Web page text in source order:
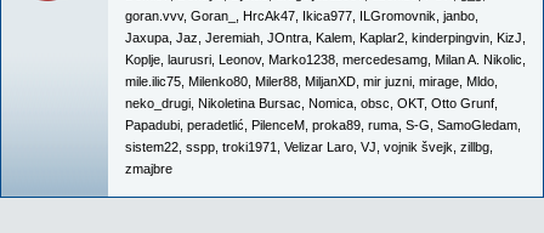
goran.vvv, Goran_ HrcAk47 Ikica977 ILGromovnik janbo
Jaxupa Jaz Jeremiah JOntra Kalem Kaplar2 kinderpingvin KizJ
Koplje laurusri Leonov, Marko1238 mercedesamg Milan A. Nikolic
mile.ilic75 Milenko80 Miler88 MiljanXD mir juzni mirage Mldo
neko_drugi Nikoletina Bursac Nomica obsc OKT, Otto Grunf
Papadubi peradetlić PilenceM proka89 ruma S-G SamoGledam
sistem22 sspp troki1971 Velizar Laro VJ vojnik švejk zillbg
zmajbre